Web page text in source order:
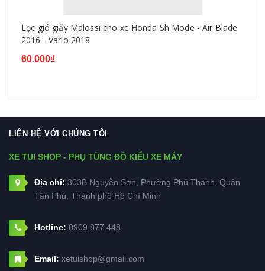
Lọc gió giấy Malossi cho xe Honda Sh Mode - Air Blade
2016 - Vario 2018
60.000₫
LIÊN HỆ VỚI CHÚNG TÔI
XE TUI SHOP - PHỤ TÙNG ĐỒ KIỂU XE MÁY
Địa chỉ: 303B Nguyễn Sơn, Phường Phú Thạnh, Quận
Tân Phú, Thành phố Hồ Chí Minh
Hotline: 0909.877.448
Email: xetuishop@gmail.com